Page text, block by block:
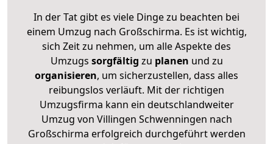
In der Tat gibt es viele Dinge zu beachten bei
einem Umzug nach Großschirma. Es ist wichtig,
sich Zeit zu nehmen, um alle Aspekte des
Umzugs sorgfältig zu planen und zu
organisieren, um sicherzustellen, dass alles
reibungslos verläuft. Mit der richtigen
Umzugsfirma kann ein deutschlandweiter
Umzug von Villingen Schwenningen nach
Großschirma erfolgreich durchgeführt werden